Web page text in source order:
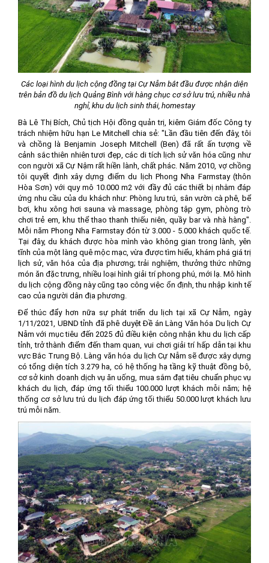
Các loại hình du lịch cộng đồng tại Cự Nẫm bắt đầu được nhận diện
trên bản đồ du lịch Quảng Bình với hàng chục cơ sở lưu trú, nhiều nhà
nghỉ, khu du lịch sinh thái, homestay
Bà Lê Thị Bích, Chủ tịch Hội đồng quản trị, kiêm Giám đốc Công ty
trách nhiệm hữu hạn Le Mitchell chia sẻ: "Lần đầu tiên đến đây, tôi
và chồng là Benjamin Joseph Mitchell (Ben) đã rất ấn tượng về
cảnh sắc thiên nhiên tươi đẹp, các di tích lịch sử văn hóa cũng như
con người xã Cự Nậm rất hiền lành, chất phác. Năm 2010, vợ chồng
tôi quyết định xây dựng điểm du lịch Phong Nha Farmstay (thôn
Hòa Sơn) với quy mô 10.000 m2 với đầy đủ các thiết bị nhằm đáp
ứng nhu cầu của du khách như: Phòng lưu trú, sân vườn cà phê, bể
bơi, khu xông hơi sauna và massage, phòng tập gym, phòng trò
chơi trẻ em, khu thể thao thanh thiếu niên, quầy bar và nhà hàng".
Mỗi năm Phong Nha Farmstay đón từ 3.000 - 5.000 khách quốc tế.
Tại đây, du khách được hòa mình vào không gian trong lành, yên
tĩnh của một làng quê mộc mạc, vừa được tìm hiểu, khám phá giá trị
lịch sử, văn hóa của địa phương; trải nghiệm, thưởng thức những
món ăn đặc trưng, nhiều loại hình giải trí phong phú, mới lạ. Mô hình
du lịch cộng đồng này cũng tạo công việc ổn định, thu nhập kinh tế
cao của người dân địa phương.
Để thúc đẩy hơn nữa sự phát triển du lịch tại xã Cự Nẫm, ngày
1/11/2021, UBND tỉnh đã phê duyệt Đề án Làng Văn hóa Du lịch Cự
Nẫm với mục tiêu đến 2025 đủ điều kiện công nhận khu du lịch cấp
tỉnh, trở thành điểm đến tham quan, vui chơi giải trí hấp dẫn tại khu
vực Bắc Trung Bộ. Làng văn hóa du lịch Cự Nẫm sẽ được xây dựng
có tổng diện tích 3.279 ha, có hệ thống hạ tầng kỹ thuật đồng bộ,
cơ sở kinh doanh dịch vụ ăn uống, mua sắm đạt tiêu chuẩn phục vụ
khách du lịch, đáp ứng tối thiểu 100.000 lượt khách mỗi năm; hệ
thống cơ sở lưu trú du lịch đáp ứng tối thiểu 50.000 lượt khách lưu
trú mỗi năm.